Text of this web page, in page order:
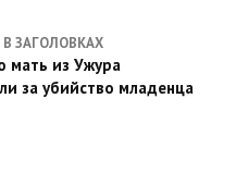
ЗАГОЛОВКАХ
мать из Ужура
за убийство младенца